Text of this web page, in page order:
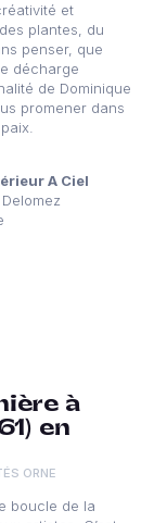
et
plantes, du
penser, que
décharge
de Dominique
promener dans
A Ciel
à
en
ORNE
boucle de la